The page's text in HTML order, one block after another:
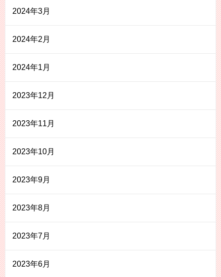
2024年3月
2024年2月
2024年1月
2023年12月
2023年11月
2023年10月
2023年9月
2023年8月
2023年7月
2023年6月